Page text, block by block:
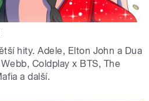
hity. Adele, Elton John a Dua
Coldplay x BTS, The
a další.